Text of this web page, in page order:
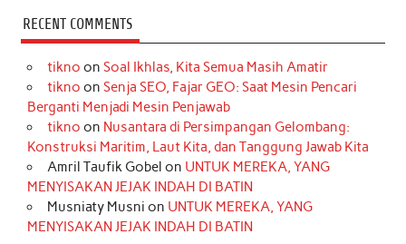
c
e
b
o
k
s
t
a
r
a
m
k
T
o
k
t
e
r
e
s
t
k
e
d
I
n
t
t
r
T
u
e
RECENT COMMENTS
tikno on Soal Ikhlas, Kita Semua Masih Amatir
tikno on Senja SEO, Fajar GEO: Saat Mesin Pencari
Berganti Menjadi Mesin Penjawab
tikno on Nusantara di Persimpangan Gelombang:
Konstruksi Maritim, Laut Kita, dan Tanggung Jawab Kita
Amril Taufik Gobel on UNTUK MEREKA, YANG
MENYISAKAN JEJAK INDAH DI BATIN
Musniaty Musni on UNTUK MEREKA, YANG
MENYISAKAN JEJAK INDAH DI BATIN